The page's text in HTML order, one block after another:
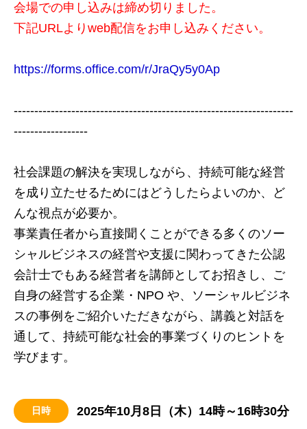
会場での申し込みは締め切りました。
下記URLよりweb配信をお申し込みください。
https://forms.office.com/r/JraQy5y0Ap
--------------------------------------------------------------------
------------------
社会課題の解決を実現しながら、持続可能な経営
を成り立たせるためにはどうしたらよいのか、ど
んな視点が必要か。
事業責任者から直接聞くことができる多くのソー
シャルビジネスの経営や支援に関わってきた公認
会計士でもある経営者を講師としてお招きし、ご
自身の経営する企業・NPO や、ソーシャルビジネ
スの事例をご紹介いただきながら、講義と対話を
通して、持続可能な社会的事業づくりのヒントを
学びます。
日時 2025年10月8日（木）14時～16時30分